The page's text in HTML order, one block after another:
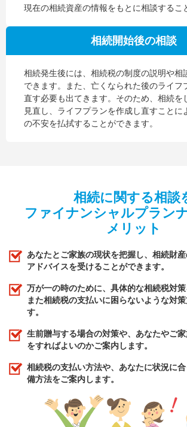
現在の相続資産の情報をもとに相談するこ
相続開始後の相談
相続発生後には、相続税の制度の説明や相
できます。また、亡くなられた後のライフ
直す必要も出てきます。そのため、相続を
見直し、ライフプランを作成し直すことに
の不安を払拭することができます。
相続に関する相談
ファイナンシャルプラン
メリット
あなたとご家族の現状を把握し、相続財
アドバイスを受けることができます。
万が一の時のために、具体的な相続税対策
また相続税の支払いに困らないような対
す。
生前贈与する場合の対策や、あなたやご
をすればよいのかご案内します。
相続税の支払い方法や、あなたに状況に
備方法をご案内します。